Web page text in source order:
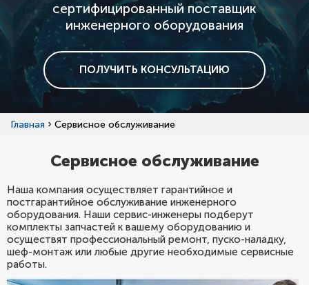
сертифицированный поставщик
инженерного оборудования
ПОЛУЧИТЬ КОНСУЛЬТАЦИЮ
Главная › Сервисное обслуживание
Сервисное обслуживание
Наша компания осуществляет гарантийное и
постгарантийное обслуживание инженерного
оборудования. Наши сервис-инженеры подберут
комплекты запчастей к вашему оборудованию и
осуществят профессиональный ремонт, пуско-наладку,
шеф-монтаж или любые другие необходимые сервисные
работы.